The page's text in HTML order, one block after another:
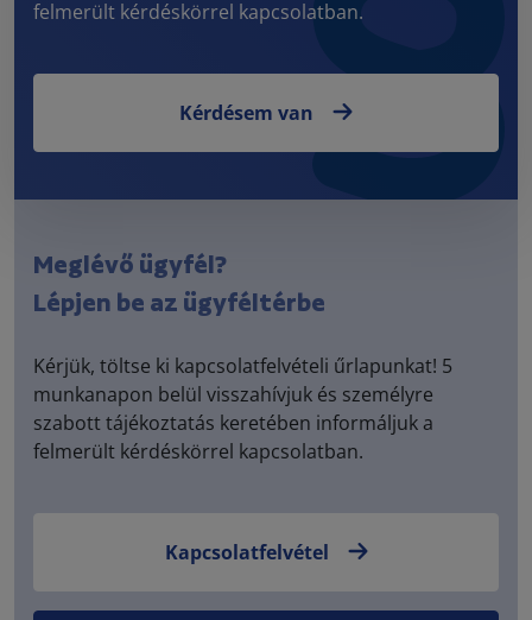
felmerült kérdéskörrel kapcsolatban.
Kérdésem van
Meglévő ügyfél?
Lépjen be az ügyféltérbe
Kérjük, töltse ki kapcsolatfelvételi űrlapunkat! 5
munkanapon belül visszahívjuk és személyre
szabott tájékoztatás keretében informáljuk a
felmerült kérdéskörrel kapcsolatban.
Kapcsolatfelvétel